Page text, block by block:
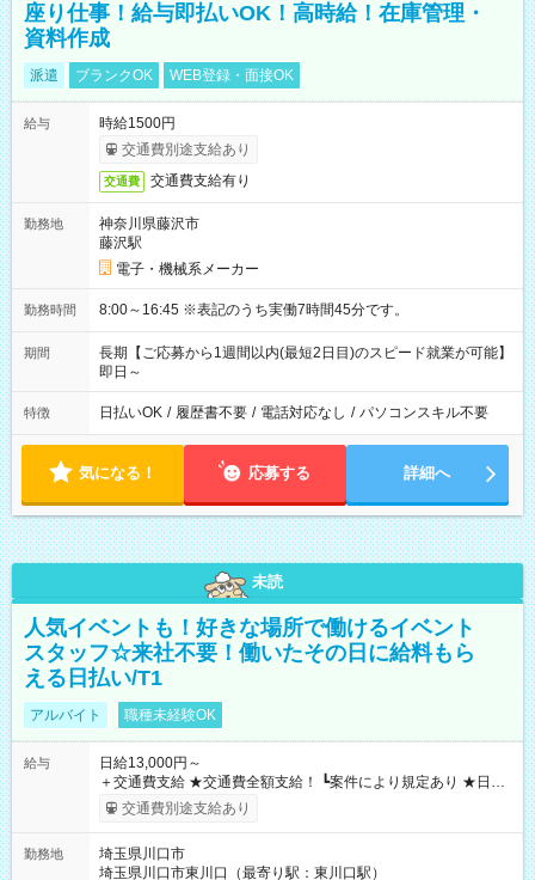
座り仕事！給与即払いOK！高時給！在庫管理・
資料作成
派遣 ブランクOK WEB登録・面接OK
給与
時給1500円
交通費別途支給あり
交通費 交通費支給有り
勤務地
神奈川県藤沢市
藤沢駅
電子・機械系メーカー
勤務時間 8:00～16:45 ※表記のうち実働7時間45分です。
期間
長期【ご応募から1週間以内(最短2日目)のスピード就業が可能】
即日～
特徴 日払いOK / 履歴書不要 / 電話対応なし / パソコンスキル不要
気になる！ 応募する 詳細へ
未読
人気イベントも！好きな場所で働けるイベント
スタッフ☆来社不要！働いたその日に給料もら
える日払い/T1
アルバイト 職種未経験OK
給与
日給13,000円～
＋交通費支給 ★交通費全額支給！ ┗案件により規定あり ★日払
いOK！（規定あり） ┗働いたその日に現金GET♪ お仕事後はコ
ンビニATMから 日払い分を引き落とせます！ 【試用期間】試
交通費別途支給あり
勤務地
埼玉県川口市
埼玉県川口市東川口（最寄り駅：東川口駅）